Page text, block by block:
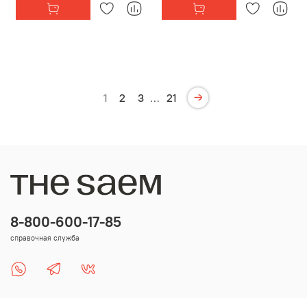
1 2 3 … 21
8-800-600-17-85
справочная служба